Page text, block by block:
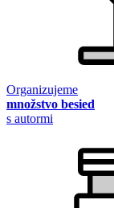
Organizujeme
množstvo besied
s autormi